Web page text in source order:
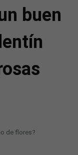
buen
de flores?